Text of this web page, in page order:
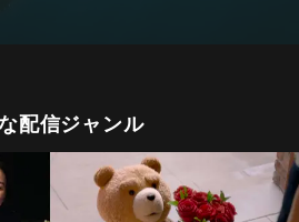
配信ジャンル